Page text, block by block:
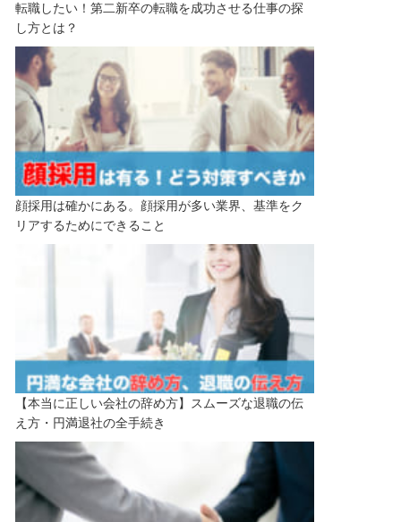
転職したい！第二新卒の転職を成功させる仕事の探
し方とは？
顔採用は確かにある。顔採用が多い業界、基準をク
リアするためにできること
【本当に正しい会社の辞め方】スムーズな退職の伝
え方・円満退社の全手続き